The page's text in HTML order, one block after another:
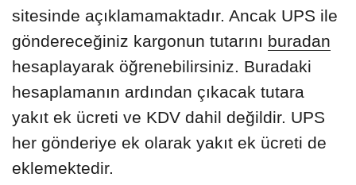
sitesinde açıklamamaktadır. Ancak UPS ile
göndereceğiniz kargonun tutarını buradan
hesaplayarak öğrenebilirsiniz. Buradaki
hesaplamanın ardından çıkacak tutara
yakıt ek ücreti ve KDV dahil değildir. UPS
her gönderiye ek olarak yakıt ek ücreti de
eklemektedir.